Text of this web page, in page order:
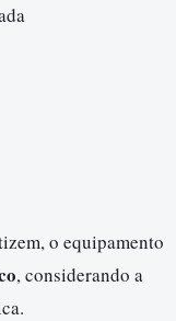
o equipamento
, considerando a